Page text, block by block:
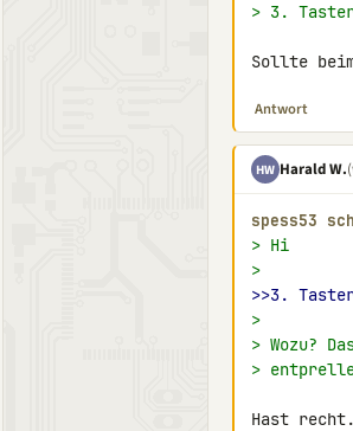
> 3.
Sollte
Antwort
HW Harald W.
spess53
> Hi
>
>>3.
>
> Wozu?
>
Hast